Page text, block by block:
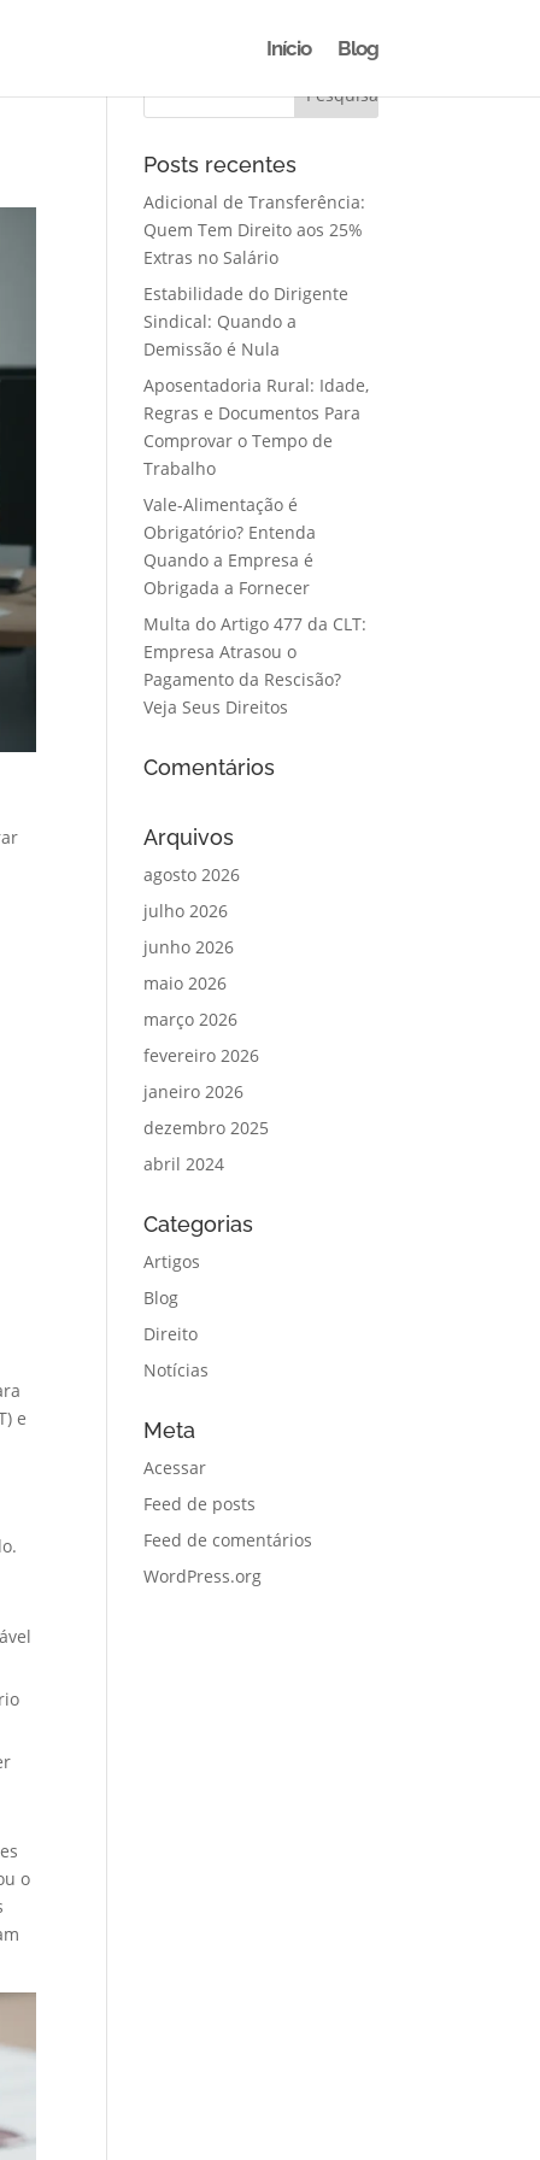
Início Blog
e
o
Posts recentes
Adicional de Transferência:
Quem Tem Direito aos 25%
Extras no Salário
Estabilidade do Dirigente
Sindical: Quando a
Demissão é Nula
Aposentadoria Rural: Idade,
Regras e Documentos Para
Comprovar o Tempo de
Trabalho
Vale-Alimentação é
Obrigatório? Entenda
Quando a Empresa é
Obrigada a Fornecer
Multa do Artigo 477 da CLT:
Empresa Atrasou o
Pagamento da Rescisão?
Veja Seus Direitos
Comentários
Arquivos
agosto 2026
julho 2026
junho 2026
maio 2026
março 2026
fevereiro 2026
janeiro 2026
dezembro 2025
abril 2024
Categorias
Artigos
Blog
Direito
Notícias
Meta
Acessar
Feed de posts
Feed de comentários
WordPress.org